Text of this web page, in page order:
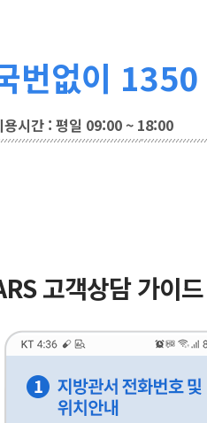
번없이 1350
용시간 : 평일 09:00 ~ 18:00
고객상담 가이드